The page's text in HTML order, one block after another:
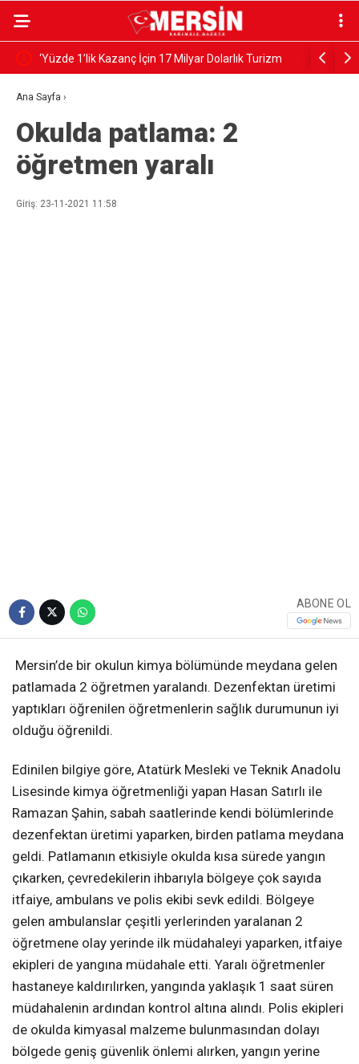
‘Yüzde 1’lik Kazanç İçin 17 Milyar Dolarlık Turizm
Riske Atılıyor’
Ana Sayfa ›
Okulda patlama: 2
öğretmen yaralı
Giriş: 23-11-2021 11:58
ABONE OL
Mersin’de bir okulun kimya bölümünde meydana gelen
patlamada 2 öğretmen yaralandı. Dezenfektan üretimi
yaptıkları öğrenilen öğretmenlerin sağlık durumunun iyi
olduğu öğrenildi.
Edinilen bilgiye göre, Atatürk Mesleki ve Teknik Anadolu
Lisesinde kimya öğretmenliği yapan Hasan Satırlı ile
Ramazan Şahin, sabah saatlerinde kendi bölümlerinde
dezenfektan üretimi yaparken, birden patlama meydana
geldi. Patlamanın etkisiyle okulda kısa sürede yangın
çıkarken, çevredekilerin ihbarıyla bölgeye çok sayıda
itfaiye, ambulans ve polis ekibi sevk edildi. Bölgeye
gelen ambulanslar çeşitli yerlerinden yaralanan 2
öğretmene olay yerinde ilk müdahaleyi yaparken, itfaiye
ekipleri de yangına müdahale etti. Yaralı öğretmenler
hastaneye kaldırılırken, yangında yaklaşık 1 saat süren
müdahalenin ardından kontrol altına alındı. Polis ekipleri
de okulda kimyasal malzeme bulunmasından dolayı
bölgede geniş güvenlik önlemi alırken, yangın yerine